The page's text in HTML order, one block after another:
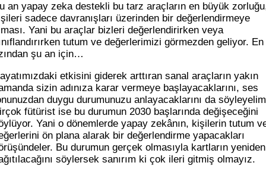
an yapay zeka destekli bu tarz araçların en büyük
sadece davranışları üzerinden bir değerlendirmeye
Yani bu araçlar bizleri değerlendirirken veya
tutum ve değerlerimizi görmezden geliyor. En
şu an için…
etkisini giderek arttıran sanal araçların yakın
sizin adınıza karar vermeye başlayacaklarını, ses
duygu durumunuzu anlayacaklarını da
fütürist ise bu durumun 2030 başlarında değişeceğini
Yani o dönemlerde yapay zekânın, kişilerin tutum
ön plana alarak bir değerlendirme yapacakları
Bu durumun gerçek olmasıyla kartların yeniden
söylersek sanırım ki çok ileri gitmiş olmayız.